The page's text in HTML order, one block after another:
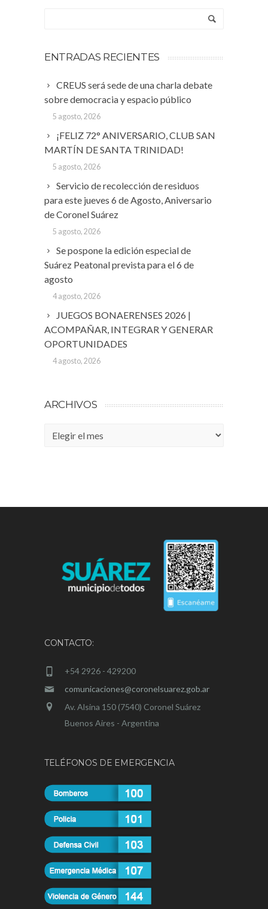
ENTRADAS RECIENTES
CREUS será sede de una charla debate
sobre democracia y espacio público
5 agosto, 2026
¡FELIZ 72° ANIVERSARIO, CLUB SAN
MARTÍN DE SANTA TRINIDAD!
5 agosto, 2026
Servicio de recolección de residuos
para este jueves 6 de Agosto, Aniversario
de Coronel Suárez
5 agosto, 2026
Se pospone la edición especial de
Suárez Peatonal prevista para el 6 de
agosto
4 agosto, 2026
JUEGOS BONAERENSES 2026 |
ACOMPAÑAR, INTEGRAR Y GENERAR
OPORTUNIDADES
4 agosto, 2026
ARCHIVOS
Archivos
CONTACTO:
+54 2926 - 429200
comunicaciones@coronelsuarez.gob.ar
Av. Alsina 150 (7540) Coronel Suárez
Buenos Aires - Argentina
TELÉFONOS DE EMERGENCIA